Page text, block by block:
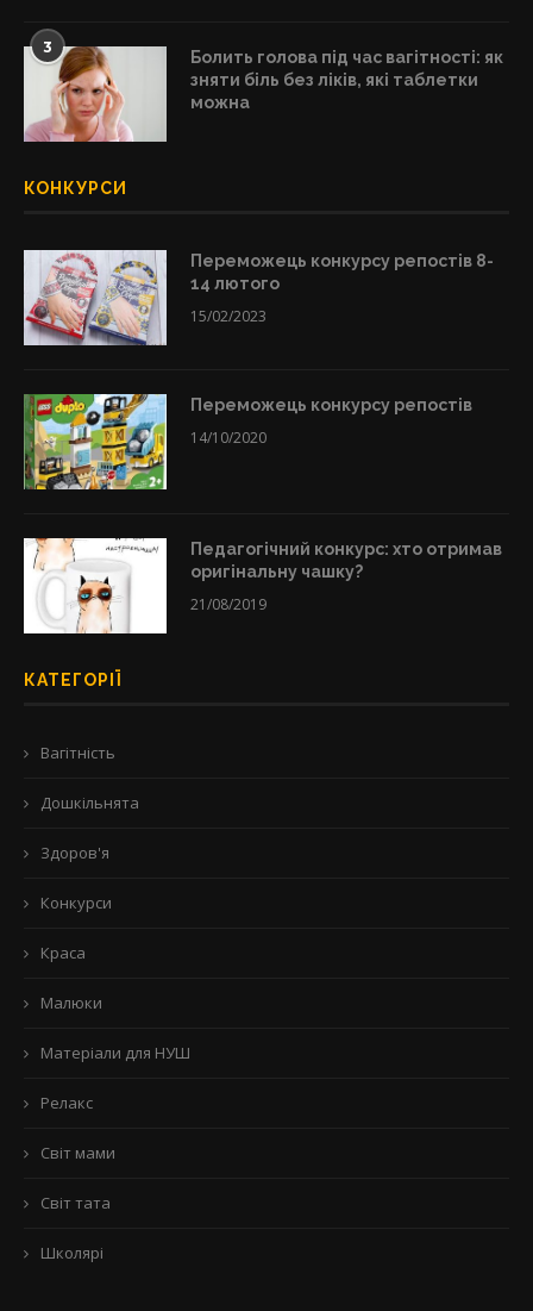
3
Болить голова під час вагітності: як
зняти біль без ліків, які таблетки
можна
КОНКУРСИ
Переможець конкурсу репостів 8-
14 лютого
15/02/2023
Переможець конкурсу репостів
14/10/2020
Педагогічний конкурс: хто отримав
оригінальну чашку?
21/08/2019
КАТЕГОРІЇ
Вагітність
Дошкільнята
Здоров'я
Конкурси
Краса
Малюки
Матеріали для НУШ
Релакс
Світ мами
Світ тата
Школярі